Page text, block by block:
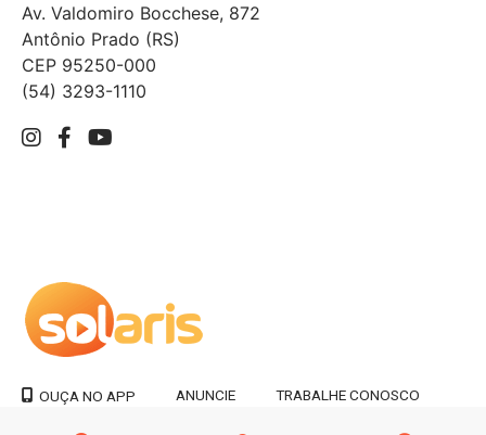
Av. Valdomiro Bocchese, 872
Antônio Prado (RS)
CEP 95250-000
(54) 3293-1110
OUÇA NO APP ANUNCIE TRABALHE CONOSCO